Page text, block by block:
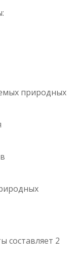
природных
составляет 2